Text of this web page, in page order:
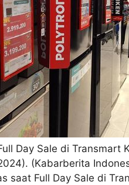
Day Sale di Transmart
(Kabarberita
saat Full Day Sale di